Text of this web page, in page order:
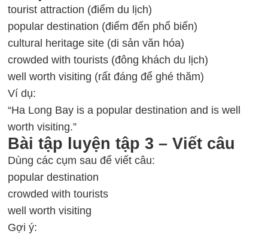
tourist attraction (điểm du lịch)
popular destination (điểm đến phổ biến)
cultural heritage site (di sản văn hóa)
crowded with tourists (đông khách du lịch)
well worth visiting (rất đáng để ghé thăm)
Ví dụ:
“Ha Long Bay is a popular destination and is well
worth visiting.”
Bài tập luyện tập 3 – Viết câu
Dùng các cụm sau để viết câu:
popular destination
crowded with tourists
well worth visiting
Gợi ý: